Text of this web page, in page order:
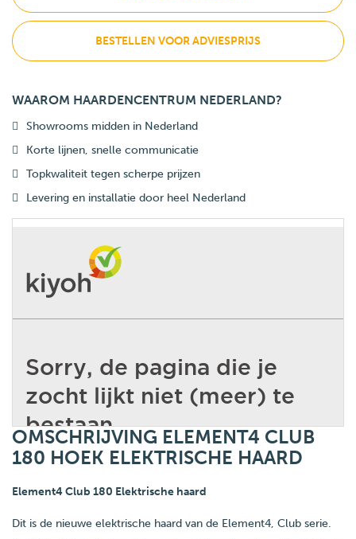
BESTELLEN VOOR ADVIESPRIJS
WAAROM HAARDENCENTRUM NEDERLAND?
Showrooms midden in Nederland
Korte lijnen, snelle communicatie
Topkwaliteit tegen scherpe prijzen
Levering en installatie door heel Nederland
OMSCHRIJVING ELEMENT4 CLUB
180 HOEK ELEKTRISCHE HAARD
Element4 Club 180 Elektrische haard
Dit is de nieuwe elektrische haard van de Element4, Club serie.